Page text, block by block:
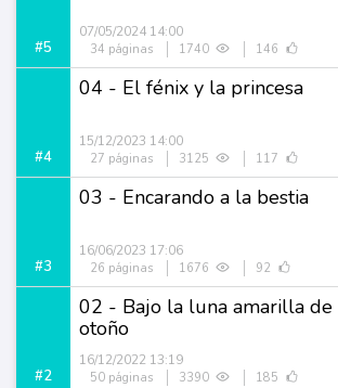
#5
07/05/2024 14:00
34 páginas 1740 146
#4
04 - El fénix y la princesa
15/12/2023 14:00
27 páginas 3125 117
#3
03 - Encarando a la bestia
16/06/2023 17:06
26 páginas 1676 92
#2
02 - Bajo la luna amarilla de
otoño
16/12/2022 13:19
50 páginas 3390 185